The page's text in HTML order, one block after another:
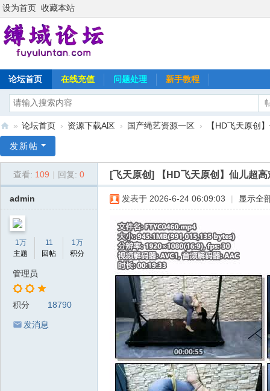
设为首页 收藏本站
论坛首页 在线充值 问题处理 新手教程
域
» 论坛首页 › 资源下载A区 › 国产绳艺资源一区 › 【HD飞天原创
发新帖
查看: 109 回复: 0 [飞天原创] 【HD飞天原创】仙儿超
admin
1万
主题
11
回帖
1万
积分
管理员
积分 18790
发消息
发表于 2026-6-24 06:09:03 显示全